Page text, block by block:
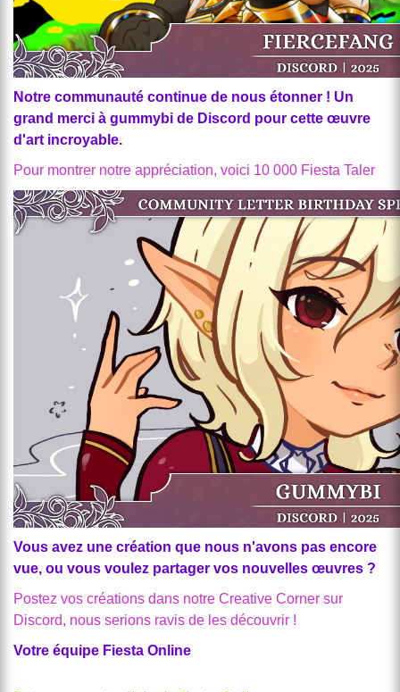
Notre communauté continue de nous étonner ! Un
grand merci à gummybi de Discord pour cette œuvre
d'art incroyable.
Pour montrer notre appréciation, voici 10 000 Fiesta Taler
Vous avez une création que nous n'avons pas encore
vue, ou vous voulez partager vos nouvelles œuvres ?
Postez vos créations dans notre Creative Corner sur
Discord, nous serions ravis de les découvrir !
Votre équipe Fiesta Online